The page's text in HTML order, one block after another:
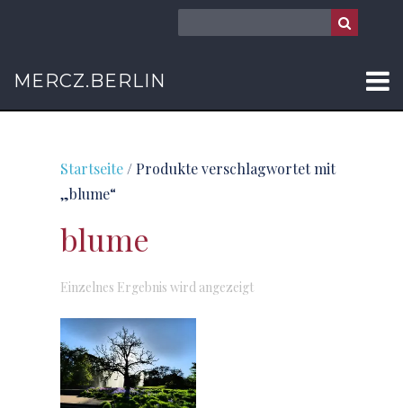
MERCZ.BERLIN
Startseite / Produkte verschlagwortet mit
„blume“
blume
Einzelnes Ergebnis wird angezeigt